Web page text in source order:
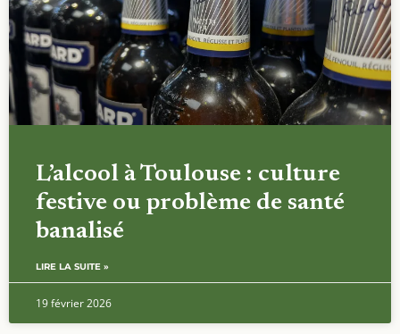
L’alcool à Toulouse : culture
festive ou problème de santé
banalisé
LIRE LA SUITE »
19 février 2026